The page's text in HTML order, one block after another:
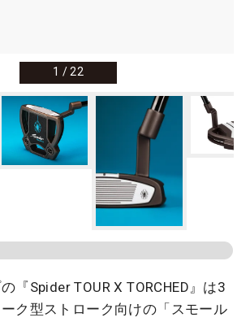
1 /22
『Spider TOUR X TORCHED』は3
ク型ストローク向けの「スモール